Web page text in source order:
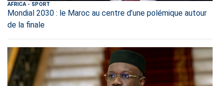
AFRICA - SPORT
Mondial 2030 : le Maroc au centre d’une polémique autour
de la finale